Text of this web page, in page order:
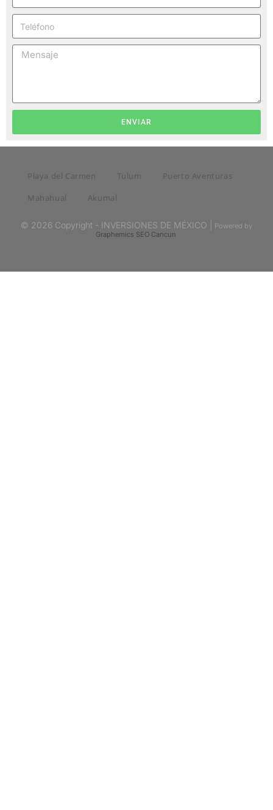
ENVIAR
Playa del Carmen Tulum
Puerto Aventuras
Mahahual
Akumal
© 2026 Copyright - INVERSIONES DE MÉXICO |
Powered by
Graphemics SEO Cancun